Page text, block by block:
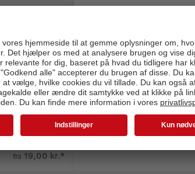
fra 19,00 kr.*
Billede i ramme
Dit yndlingsbillede i 10 x 15